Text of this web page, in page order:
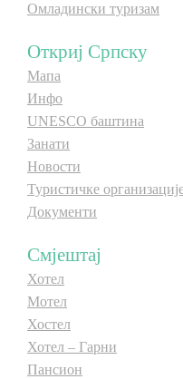
Омладински туризам
Откриј Српску
Мапа
Инфо
UNESCO баштина
Занати
Новости
Туристичке
Документи
Смјештај
Хотел
Мотел
Хостел
Хотел – Гарни
Пансион